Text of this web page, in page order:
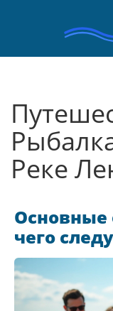
Реке
Основные
чего